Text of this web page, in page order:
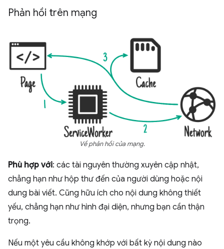
Phản hồi trên mạng
Về phản hồi của mạng.
Phù hợp với: các tài nguyên thường xuyên cập nhật,
chẳng hạn như hộp thư đến của người dùng hoặc nội
dung bài viết. Cũng hữu ích cho nội dung không thiết
yếu, chẳng hạn như hình đại diện, nhưng bạn cần thận
trọng.
Nếu một yêu cầu không khớp với bất kỳ nội dung nào